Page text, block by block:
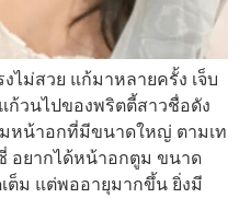
ไม่สวย แก้มาหลายครั้ง เจ็บ
วนไปของพริตตี้สาวชื่อดัง
มหน้าอกที่มีขนาดใหญ่ ตามเท
อยากได้หน้าอกตูม ขนาด
ต็ม แต่พออายุมากขึ้น ยิ่งมี